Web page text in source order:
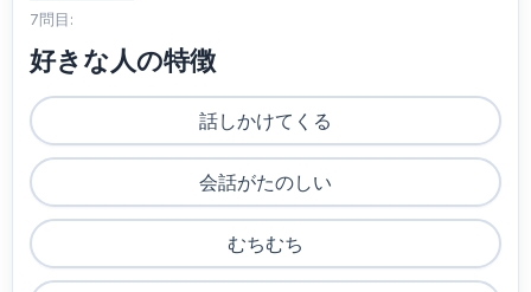
7問目:
好きな人の特徴
話しかけてくる
会話がたのしい
むちむち